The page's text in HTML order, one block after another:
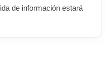
de información estará